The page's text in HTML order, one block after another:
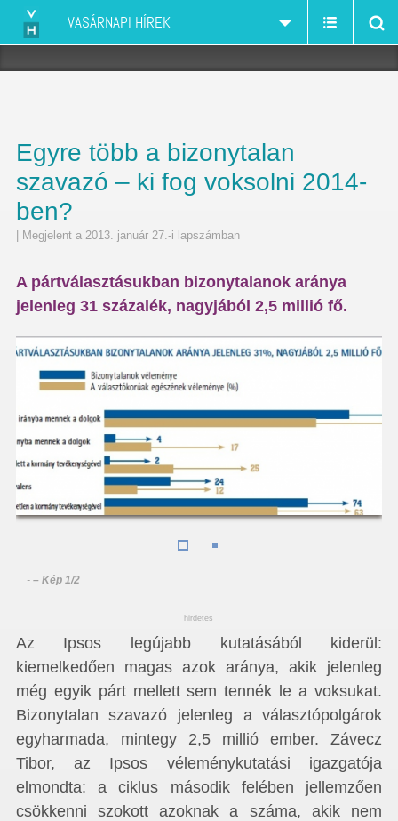
VASÁRNAPI HÍREK
Egyre több a bizonytalan
szavazó – ki fog voksolni 2014-
ben?
| Megjelent a 2013. január 27.-i lapszámban
A pártválasztásukban bizonytalanok aránya
jelenleg 31 százalék, nagyjából 2,5 millió fő.
-– Kép 1/2
hirdetes
Az Ipsos legújabb kutatásából kiderül:
kiemelkedően magas azok aránya, akik jelenleg
még egyik párt mellett sem tennék le a voksukat.
Bizonytalan szavazó jelenleg a választópolgárok
egyharmada, mintegy 2,5 millió ember. Závecz
Tibor, az Ipsos véleménykutatási igazgatója
elmondta: a ciklus második felében jellemzően
csökkenni szokott azoknak a száma, akik nem